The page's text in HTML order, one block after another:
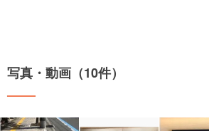
写真・動画（10件）